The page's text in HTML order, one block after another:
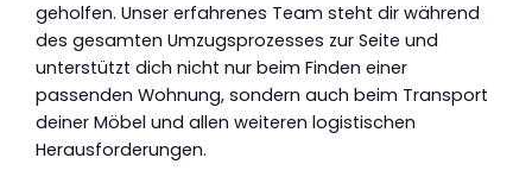
geholfen. Unser erfahrenes Team steht dir während
des gesamten Umzugsprozesses zur Seite und
unterstützt dich nicht nur beim Finden einer
passenden Wohnung, sondern auch beim Transport
deiner Möbel und allen weiteren logistischen
Herausforderungen.